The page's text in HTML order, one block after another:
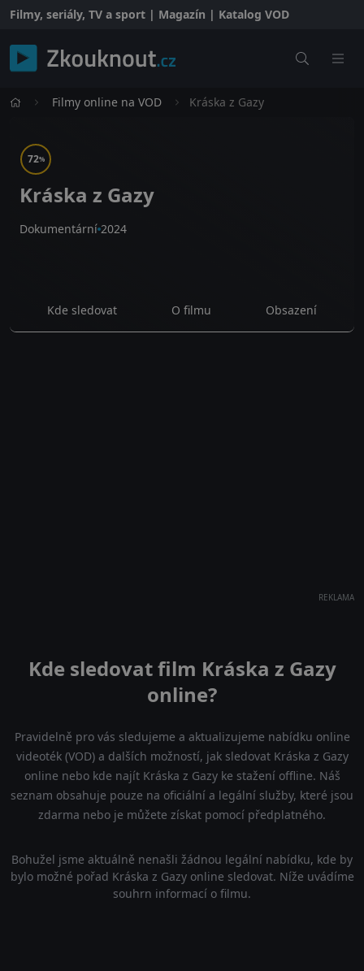
Filmy, seriály, TV a sport | Magazín | Katalog VOD
Filmy online na VOD Kráska z Gazy
72%
Kráska z Gazy
Dokumentární 2024
Kde sledovat O filmu Obsazení
REKLAMA
Kde sledovat film Kráska z Gazy
online?
Pravidelně pro vás sledujeme a aktualizujeme nabídku online
videoték (VOD) a dalších možností, jak sledovat Kráska z Gazy
online nebo kde najít Kráska z Gazy ke stažení offline. Náš
seznam obsahuje pouze na oficiální a legální služby, které jsou
zdarma nebo je můžete získat pomocí předplatného.
Bohužel jsme aktuálně nenašli žádnou legální nabídku, kde by
bylo možné pořad Kráska z Gazy online sledovat. Níže uvádíme
souhrn informací o filmu.